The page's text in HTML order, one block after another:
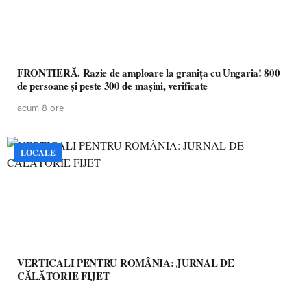
FRONTIERĂ. Razie de amploare la granița cu Ungaria! 800
de persoane și peste 300 de mașini, verificate
acum 8 ore
LOCALE
VERTICALI PENTRU ROMÂNIA: JURNAL DE
CĂLĂTORIE FIJET